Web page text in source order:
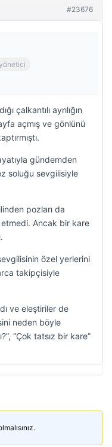
#23676
çalkantılı ayrılığın
açmış ve gönlünü
gündemden
soluğu sevgilisiyle
pozları da
Ancak bir kare
özel yerlerini
takipçisiyle
ve eleştiriler de
neden böyle
“Çok tatsız bir kare”